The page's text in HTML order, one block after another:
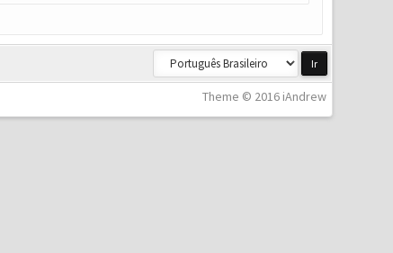
Theme © 2016 iAndrew